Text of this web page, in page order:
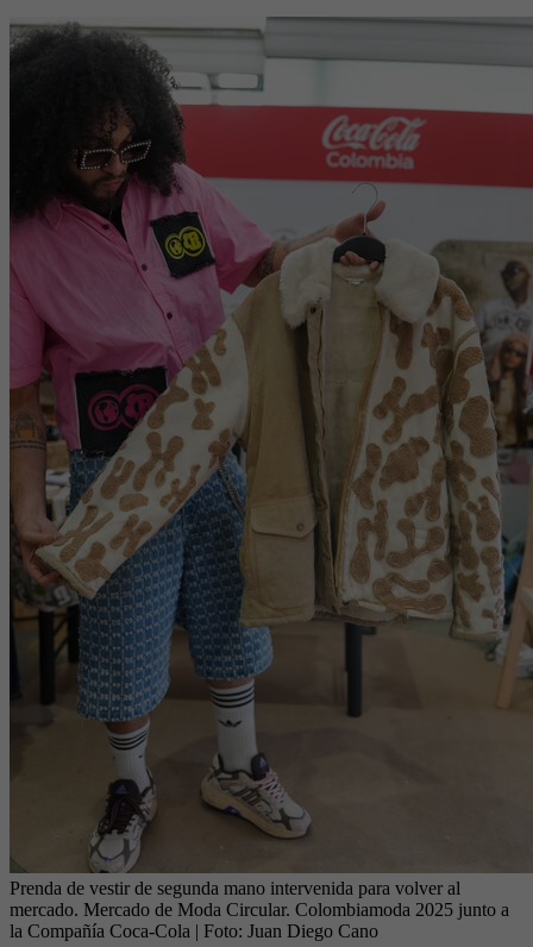
Prenda de vestir de segunda mano intervenida para volver al
mercado. Mercado de Moda Circular. Colombiamoda 2025 junto a
la Compañía Coca-Cola | Foto: Juan Diego Cano